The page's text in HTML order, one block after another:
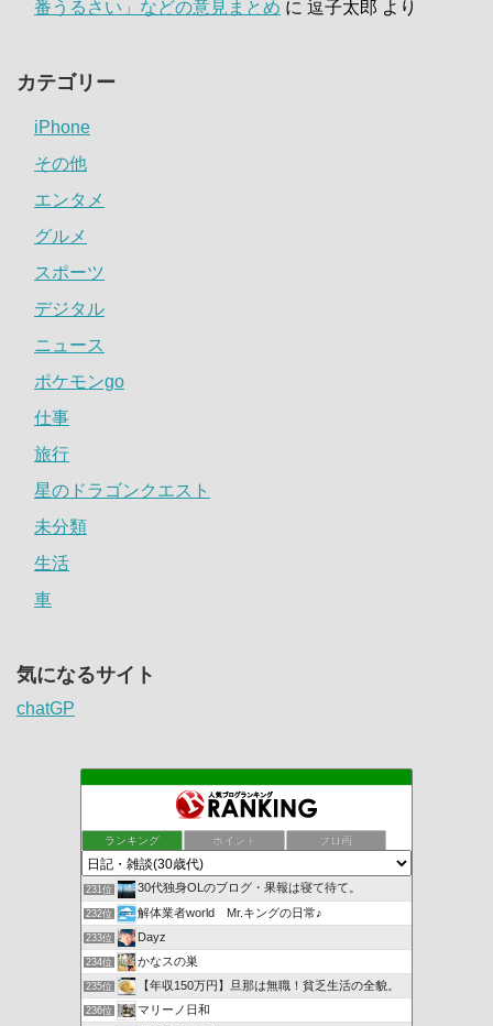
番うるさい」などの意見まとめ に 逗子太郎 より
カテゴリー
iPhone
その他
エンタメ
グルメ
スポーツ
デジタル
ニュース
ポケモンgo
仕事
旅行
星のドラゴンクエスト
未分類
生活
車
気になるサイト
chatGP
ランキング ポイント ブロ画
231位 30代独身OLのブログ・果報は寝て待て。
232位 解体業者world Mr.キングの日常♪
233位 Dayz
234位 かなスの巣
235位 【年収150万円】旦那は無職！貧乏生活の全貌。
236位 マリーノ日和